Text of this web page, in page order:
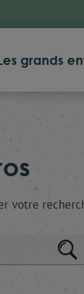
grands
votre